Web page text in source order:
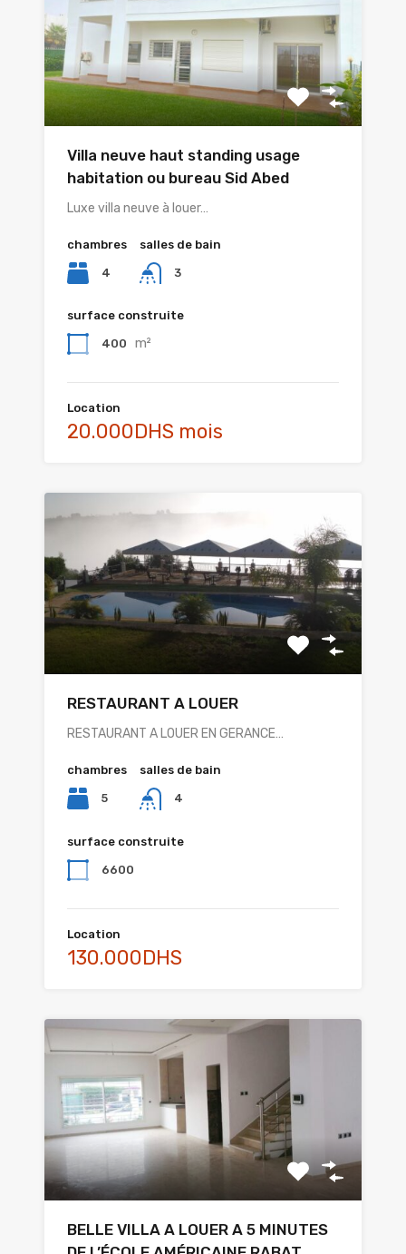
Villa neuve haut standing usage
habitation ou bureau Sid Abed
Luxe villa neuve à louer…
chambres
4
salles de bain
3
surface construite
400 m²
Location
20.000DHS mois
RESTAURANT A LOUER
RESTAURANT A LOUER EN GERANCE…
chambres
5
salles de bain
4
surface construite
6600
Location
130.000DHS
BELLE VILLA A LOUER A 5 MINUTES